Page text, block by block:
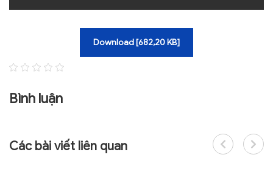
Download [682,20 KB]
Bình luận
Các bài viết liên quan